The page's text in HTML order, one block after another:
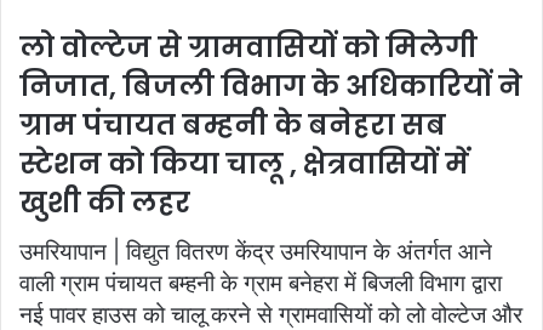
लो वोल्टेज से ग्रामवासियों को मिलेगी
निजात, बिजली विभाग के अधिकारियों ने
ग्राम पंचायत बम्हनी के बनेहरा सब
स्टेशन को किया चालू , क्षेत्रवासियों में
खुशी की लहर
उमरियापान | विद्युत वितरण केंद्र उमरियापान के अंतर्गत आने
वाली ग्राम पंचायत बम्हनी के ग्राम बनेहरा में बिजली विभाग द्वारा
नई पावर हाउस को चालू करने से ग्रामवासियों को लो वोल्टेज और